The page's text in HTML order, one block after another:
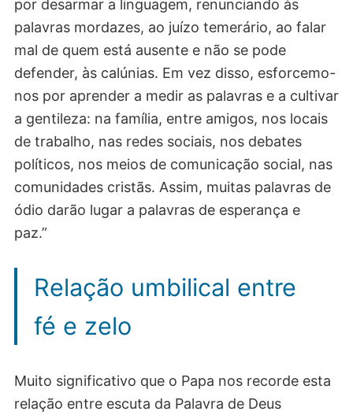
por desarmar a linguagem, renunciando às
palavras mordazes, ao juízo temerário, ao falar
mal de quem está ausente e não se pode
defender, às calúnias. Em vez disso, esforcemo-
nos por aprender a medir as palavras e a cultivar
a gentileza: na família, entre amigos, nos locais
de trabalho, nas redes sociais, nos debates
políticos, nos meios de comunicação social, nas
comunidades cristãs. Assim, muitas palavras de
ódio darão lugar a palavras de esperança e
paz.”
Relação umbilical entre
fé e zelo
Muito significativo que o Papa nos recorde esta
relação entre escuta da Palavra de Deus